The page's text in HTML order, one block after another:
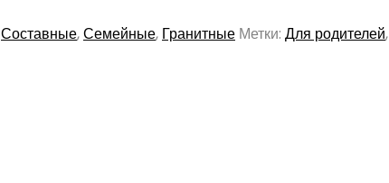
Составные,Семейные, Гранитные Метки: Для родителей,